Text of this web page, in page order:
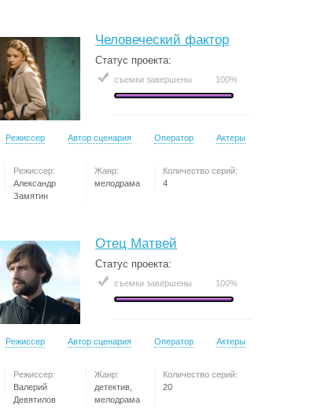
Человеческий фактор
Статус проекта:
съемки завершены 100%
Режиссер Автор сценария Оператор Актеры
Режиссер:
Александр
Замятин
Жанр:
мелодрама
Количество серий:
4
Отец Матвей
Статус проекта:
съемки завершены 100%
Режиссер Автор сценария Оператор Актеры
Режиссер:
Валерий
Девятилов
Жанр:
детектив,
мелодрама
Количество серий:
20